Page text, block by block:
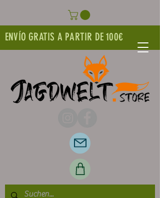
ENVÍO GRATIS A PARTIR DE 100€